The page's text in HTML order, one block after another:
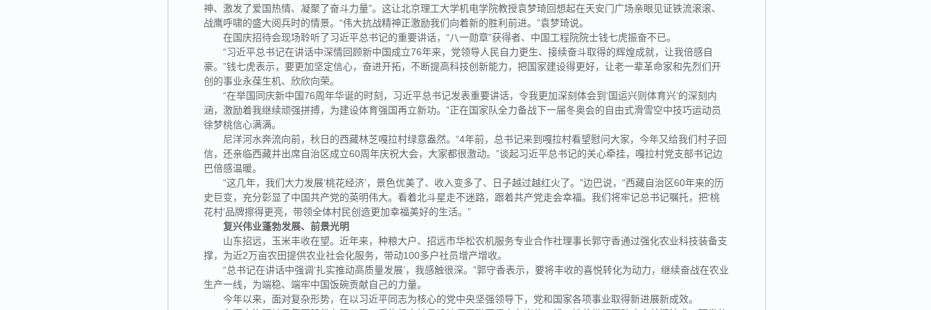
神、激发了爱国热情、凝聚了奋斗力量”。这让北京理工大学机电学院教授袁梦琦回想起在天安门广场亲眼见证铁流滚滚、
战鹰呼啸的盛大阅兵时的情景。“伟大抗战精神正激励我们向着新的胜利前进。”袁梦琦说。
在国庆招待会现场聆听了习近平总书记的重要讲话，“八一勋章”获得者、中国工程院院士钱七虎振奋不已。
“习近平总书记在讲话中深情回顾新中国成立76年来，党领导人民自力更生、接续奋斗取得的辉煌成就，让我倍感自
豪。”钱七虎表示，要更加坚定信心，奋进开拓，不断提高科技创新能力，把国家建设得更好，让老一辈革命家和先烈们开
创的事业永葆生机、欣欣向荣。
“在举国同庆新中国76周年华诞的时刻，习近平总书记发表重要讲话，令我更加深刻体会到‘国运兴则体育兴’的深刻内
涵，激励着我继续顽强拼搏，为建设体育强国再立新功。”正在国家队全力备战下一届冬奥会的自由式滑雪空中技巧运动员
徐梦桃信心满满。
尼洋河水奔流向前，秋日的西藏林芝嘎拉村绿意盎然。“4年前，总书记来到嘎拉村看望慰问大家，今年又给我们村子回
信，还亲临西藏并出席自治区成立60周年庆祝大会，大家都很激动。”谈起习近平总书记的关心牵挂，嘎拉村党支部书记边
巴倍感温暖。
“这几年，我们大力发展‘桃花经济’，景色优美了、收入变多了、日子越过越红火了。”边巴说，“西藏自治区60年来的历
史巨变，充分彰显了中国共产党的英明伟大。看着北斗星走不迷路，跟着共产党走会幸福。我们将牢记总书记嘱托，把‘桃
花村’品牌擦得更亮，带领全体村民创造更加幸福美好的生活。”
复兴伟业蓬勃发展、前景光明
山东招远，玉米丰收在望。近年来，种粮大户、招远市华松农机服务专业合作社理事长郭守香通过强化农业科技装备支
撑，为近2万亩农田提供农业社会化服务，带动100多户社员增产增收。
“总书记在讲话中强调‘扎实推动高质量发展’，我感触很深。”郭守香表示，要将丰收的喜悦转化为动力，继续奋战在农业
生产一线，为端稳、端牢中国饭碗贡献自己的力量。
今年以来，面对复杂形势，在以习近平同志为核心的党中央坚强领导下，党和国家各项事业取得新进展新成效。